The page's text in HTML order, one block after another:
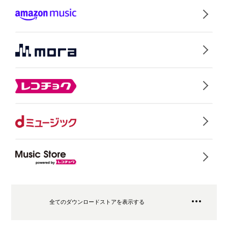
全てのダウンロードストアを表示する